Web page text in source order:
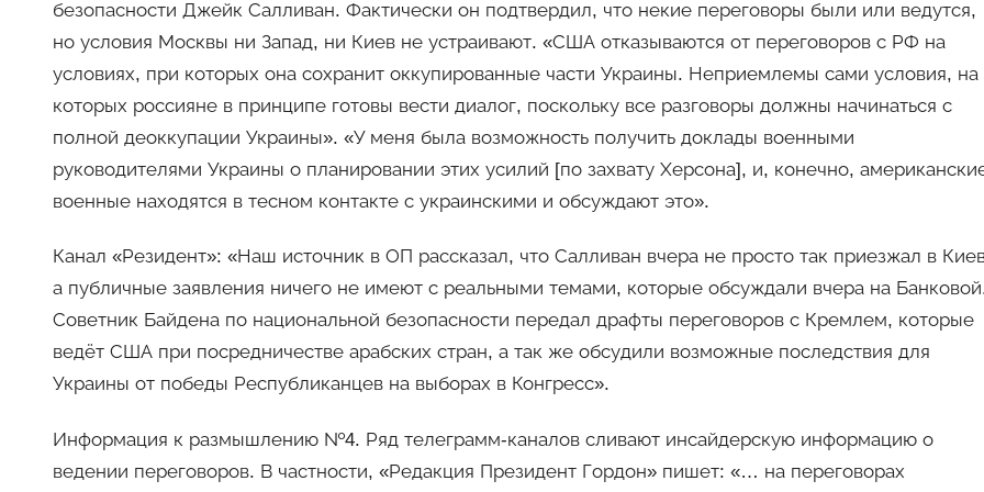
безопасности Джейк Салливан. Фактически он подтвердил, что некие переговоры были или ведутся,
но условия Москвы ни Запад, ни Киев не устраивают. «США отказываются от переговоров с РФ на
условиях, при которых она сохранит оккупированные части Украины. Неприемлемы сами условия, на
которых россияне в принципе готовы вести диалог, поскольку все разговоры должны начинаться с
полной деоккупации Украины». «У меня была возможность получить доклады военными
руководителями Украины о планировании этих усилий [по захвату Херсона], и, конечно,
военные находятся в тесном контакте с украинскими и обсуждают это».
Канал «Резидент»: «Наш источник в ОП рассказал, что Салливан вчера не просто так приезжал в
а публичные заявления ничего не имеют с реальными темами, которые обсуждали вчера на
Советник Байдена по национальной безопасности передал драфты переговоров с Кремлем, которые
ведёт США при посредничестве арабских стран, а так же обсудили возможные последствия для
Украины от победы Республиканцев на выборах в Конгресс».
Информация к размышлению №4. Ряд телеграмм-каналов сливают инсайдерскую информацию о
ведении переговоров. В частности, «Редакция Президент Гордон» пишет: «… на переговорах